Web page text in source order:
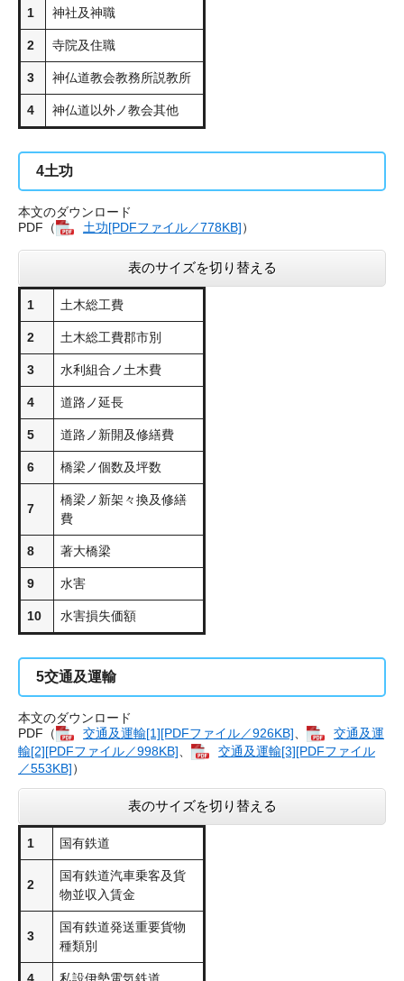
1 神社及神職
2 寺院及住職
3 神仏道教会教務所説教所
4 神仏道以外ノ教会其他
4土功
本文のダウンロード
PDF（
土功[PDFファイル／778KB]）
表のサイズを切り替える
1 土木総工費
2 土木総工費郡市別
3 水利組合ノ土木費
4 道路ノ延長
5 道路ノ新開及修繕費
6 橋梁ノ個数及坪数
7
橋梁ノ新架々換及修繕
費
8 著大橋梁
9 水害
10 水害損失価額
5交通及運輸
本文のダウンロード
PDF（
交通及運輸[1][PDFファイル／926KB]
交通及運
輸[2][PDFファイル／998KB]
交通及運輸[3][PDFファイル
／553KB]）
表のサイズを切り替える
1 国有鉄道
2
国有鉄道汽車乗客及貨
物並収入賃金
3
国有鉄道発送重要貨物
種類別